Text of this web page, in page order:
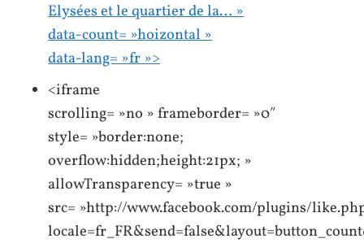
Elysées et le quartier de la… »
data-count= »hoizontal »
data-lang= »fr »>
<iframe
scrolling= »no » frameborder= »0″
style= »border:none;
overflow:hidden;height:21px; »
allowTransparency= »true »
src= »http://www.facebook.com/plugins/